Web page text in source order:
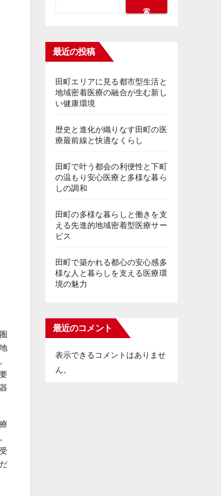
索
最近の投稿
田町エリアに見る都市型生活と
地域密着医療の融合が生む新し
い健康環境
歴史と進化が織りなす田町の医
療最前線と快適なくらし
田町で叶う都会の利便性と下町
の温もり安心医療と多様な暮ら
しの調和
田町の多様な暮らしと働きを支
える先進的地域密着型医療サー
ビス
田町で築かれる都心の安心感多
様な人と暮らしを支える医療環
境の魅力
最近のコメント
表示できるコメントはありませ
ん。